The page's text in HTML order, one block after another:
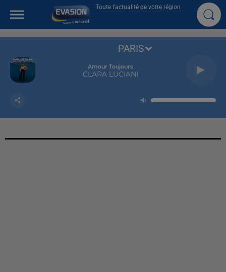
Toute l'actualité de votre région
Amour Toujours
CLARA LUCIANI
PARIS